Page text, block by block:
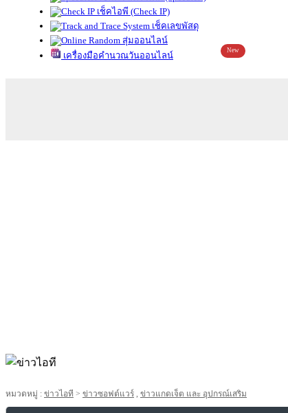
เช็คไอพี (Check IP)
เช็คเลขพัสดุ
สุ่มออนไลน์
เครื่องมือคำนวณวันออนไลน์
New
หมวดหมู่ : ข่าวไอที > ข่าวซอฟต์แวร์ , ข่าวแกดเจ็ต และ อุปกรณ์เสริม